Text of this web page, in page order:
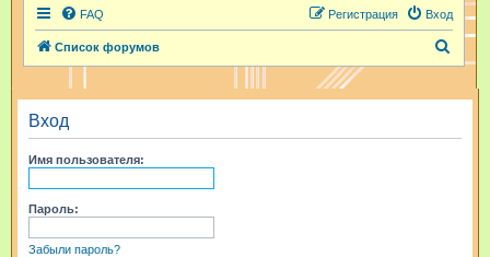
FAQ Вход
Регистрация
Список форумов
и
Вход
Имя пользователя:
Пароль:
Забыли пароль?